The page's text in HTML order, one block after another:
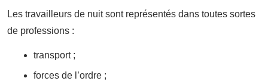
Les travailleurs de nuit sont représentés dans toutes sortes
de professions :
transport ;
forces de l’ordre ;